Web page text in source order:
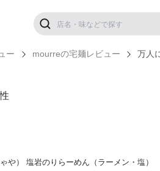
ー mourreの宅麺レビュー 万人
や） 塩岩のりらーめん（ラーメン・塩）